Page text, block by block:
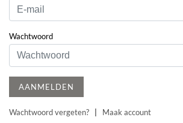
Wachtwoord
AANMELDEN
Wachtwoord vergeten? Maak account